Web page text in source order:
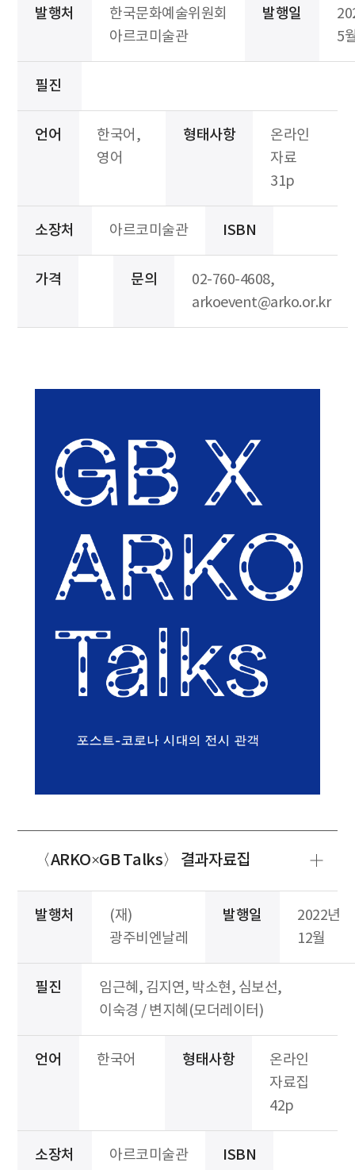
발행처
한국문화예술위원회
아르코미술관
발행일
5
필진
언어
한국어,
영어
형태사항
온라인
자료
31p
소장처 아르코미술관 ISBN
가격 문의
02-760-4608,
arkoevent@arko.or.kr
〈ARKO×GB Talks〉 결과자료집
발행처
(재)
광주비엔날레
발행일
2022년
12월
필진
임근혜, 김지연, 박소현, 심보선,
이숙경 / 변지혜(모더레이터)
언어 한국어 형태사항
온라인
자료집
42p
소장처 아르코미술관 ISBN